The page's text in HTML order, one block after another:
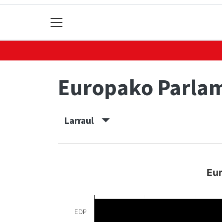
Europako
Larraul
EDP